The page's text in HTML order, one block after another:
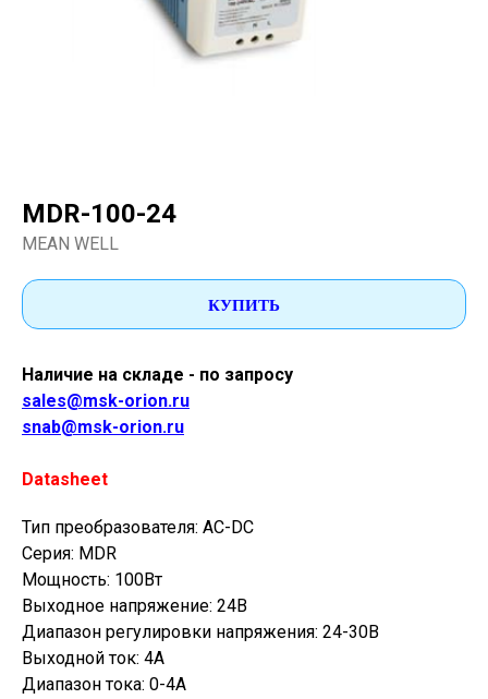
MDR-100-24
MEAN WELL
КУПИТЬ
Наличие на складе - по запросу
sales@msk-orion.ru
snab@msk-orion.ru
Datasheet
Тип преобразователя: AC-DC
Серия: MDR
Мощность: 100Вт
Выходное напряжение: 24В
Диапазон регулировки напряжения: 24-30В
Выходной ток: 4А
Диапазон тока: 0-4А